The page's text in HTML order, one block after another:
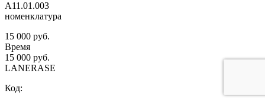
А11.01.003
номенклатура
15 000 руб.
Время
15 000 руб.
LANERASE
Код: